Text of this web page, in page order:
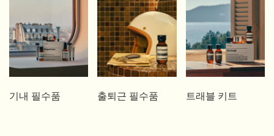
기내 필수품 출퇴근 필수품 트래블 키트